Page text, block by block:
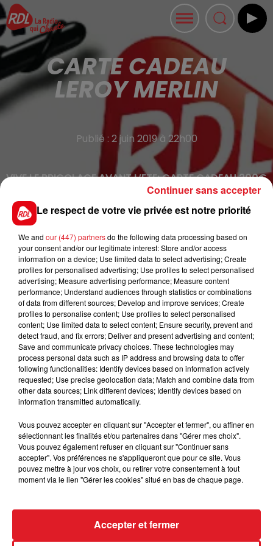
CARTE CADEAU
LEROY MERLIN
Publié : 2 juin 2019 à 22h00
VIVE LE BRICOLAGE AVANT L’ETE: CARTE CADEAU 200€
LEROY MERLIN
En juin, RDL continue de penser à votre pouvoir
d’achat. 200€ en carte cadeau dans le magasin
LEROY MERLIN de votre choix pour devenir le roi du
Bricolage et faire les travaux d'été dans votre maison...
Inscrivez-vous afin de participer au tirage au sort.
Les gagnants seront contactés par téléphone
Bonne chance...
Le jeu est terminé
RADIO MÉDIAS
Le respect de votre vie privée est notre priorité
We and our (447) partnersdo the following data processing based on
your consent and/or our legitimate interest: Store and/or access
information on a device; Use limited data to select advertising; Create
profiles for personalised advertising; Use profiles to select personalised
advertising; Measure advertising performance; Measure content
performance; Understand audiences through statistics or combinations
of data from different sources; Develop and improve services; Create
profiles to personalise content; Use profiles to select personalised
content; Use limited data to select content; Ensure security, prevent and
detect fraud, and fix errors; Deliver and present advertising and content;
Save and communicate privacy choices. These technologies may
process personal data such as IP address and browsing data to offer
following functionalities: Identify devices based on information actively
requested; Use precise geolocation data; Match and combine data from
other data sources; Link different devices; Identify devices based on
information transmitted automatically.
Vous pouvez accepter en cliquant sur "Accepter et fermer", ou affiner en
sélectionnant les finalités et/ou partenaires dans "Gérer mes choix".
Vous pouvez également refuser en cliquant sur "Continuer sans
accepter". Vos préférences ne s'appliqueront que pour ce site. Vous
pouvez mettre à jour vos choix, ou retirer votre consentement à tout
moment via le lien "Gérer les cookies" situé en bas de chaque page.
Accepter et fermer
Continuer sans accepter